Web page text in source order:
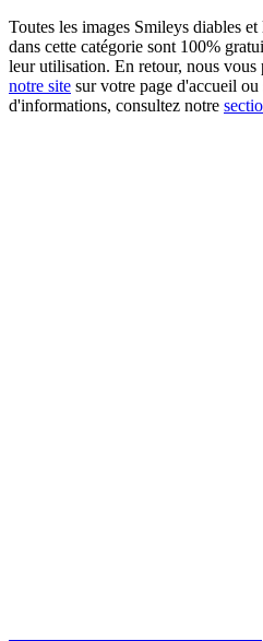
Toutes les images Smileys diables
dans cette catégorie sont 100%
leur utilisation. En retour, nous vous
notre site sur votre page d'accueil
d'informations, consultez notre